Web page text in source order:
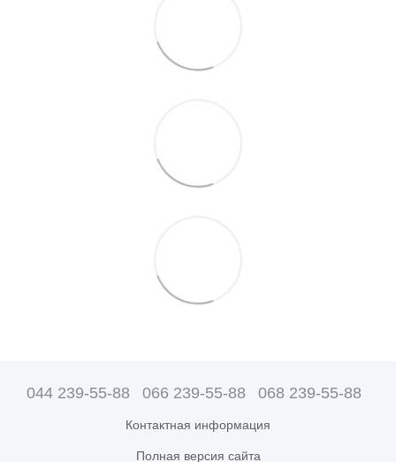
044 239-55-88 066 239-55-88 068 239-55-88
Контактная информация
Полная версия сайта